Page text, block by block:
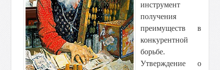
инструмент
получения
преимуществ в
конкурентной
борьбе.
Утверждение о